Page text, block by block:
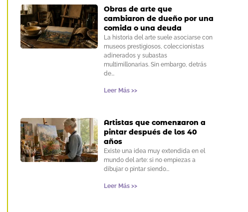
Obras de arte que
cambiaron de dueño por una
comida o una deuda
La historia del arte suele asociarse con
museos prestigiosos, coleccionistas
adinerados y subastas
multimillonarias. Sin embargo, detrás
de
Leer Más >>
Artistas que comenzaron a
pintar después de los 40
años
Existe una idea muy extendida en el
mundo del arte: si no empiezas a
dibujar o pintar siendo
Leer Más >>